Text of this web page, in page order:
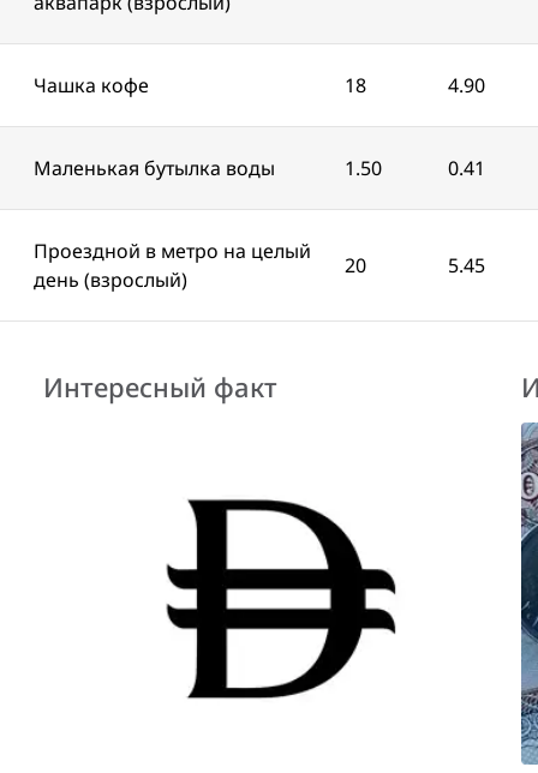
Чашка кофе 18 4.90
Маленькая бутылка воды 1.50 0.41
Проездной в метро на целый
день (взрослый)
20 5.45
Интересный факт